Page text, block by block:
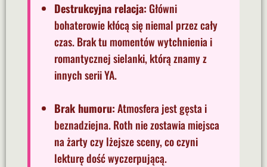
Destrukcyjna relacja:Główni
bohaterowie kłócą się niemal przez cały
czas. Brak tu momentów wytchnienia i
romantycznej sielanki, którą znamy z
innych serii YA.
Brak humoru:Atmosfera jest gęsta i
beznadziejna. Roth nie zostawia miejsca
na żarty czy lżejsze sceny, co czyni
lekturę dość wyczerpującą.